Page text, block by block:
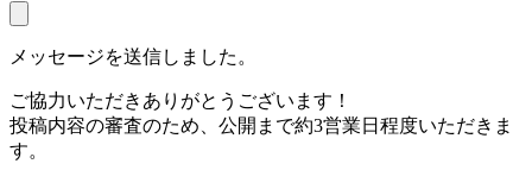
メッセージを送信しました。
ご協力いただきありがとうございます！
投稿内容の審査のため、公開まで約3営業日程度いただきま
す。